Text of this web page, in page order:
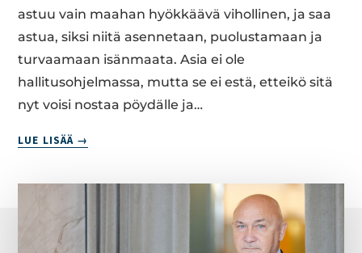
astuu vain maahan hyökkäävä vihollinen, ja saa
astua, siksi niitä asennetaan, puolustamaan ja
turvaamaan isänmaata. Asia ei ole
hallitusohjelmassa, mutta se ei estä, etteikö sitä
nyt voisi nostaa pöydälle ja…
LUE LISÄÄ
JAL­
MII­
NO­